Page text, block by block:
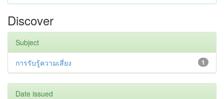
Discover
Subject
1
การรับรู้ความเสี่ยง
Date issued